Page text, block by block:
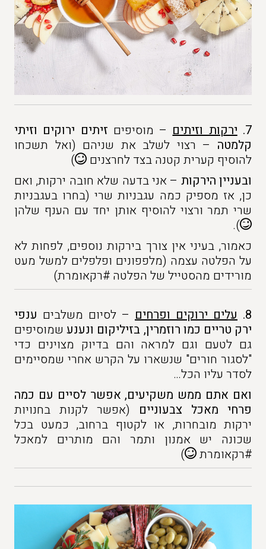
7. ירקות וזיתים– מוסיפים זיתים ירוקים וזיתי
קלמטה – רצוי לשלב את שניהם (ואל תשכחו
להוסיף קערית קטנה בצד לחרצנים
)
ובעניין הירקות – אני בדעה שלא חובה ירקות, ואם
כן, אז מספיק כמה עגבניות שרי (בחרו בעגבניות
שרי תמר ורצוי להוסיף אותן יחד עם הענף שלהן
).
כאמור, בעיני אין צורך בירקות נוספים, לפחות לא
על הפלטה עצמה (מלפפונים ופלפלים למשל מעט
מורידים מהסטייל של הפלטה #רקאומרת)
8. עלים ירוקים ופרחים – לסיום משלבים ענפי
ירק טריים כמו רוזמרין, בזיליקום ונענעשמוסיפים
גם לטעם וגם למראה והם בדיוק מצוינים כדי
"לסגור חורים" שנשארו על הקרש אחרי שמסיימים
לסדר עליו הכל…
ואם אתם ממש משקיעים, אפשר לסיים עם כמה
פרחי מאכל צבעוניים (אפשר לקנות בחנויות
ירקות מובחרות, או לקטוף ברחוב, כמעט בכל
שכונה יש אמנון ותמר והם מותרים למאכל
#רקאומרת
)